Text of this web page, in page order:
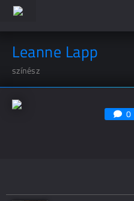
Leanne Lapp
színész
0